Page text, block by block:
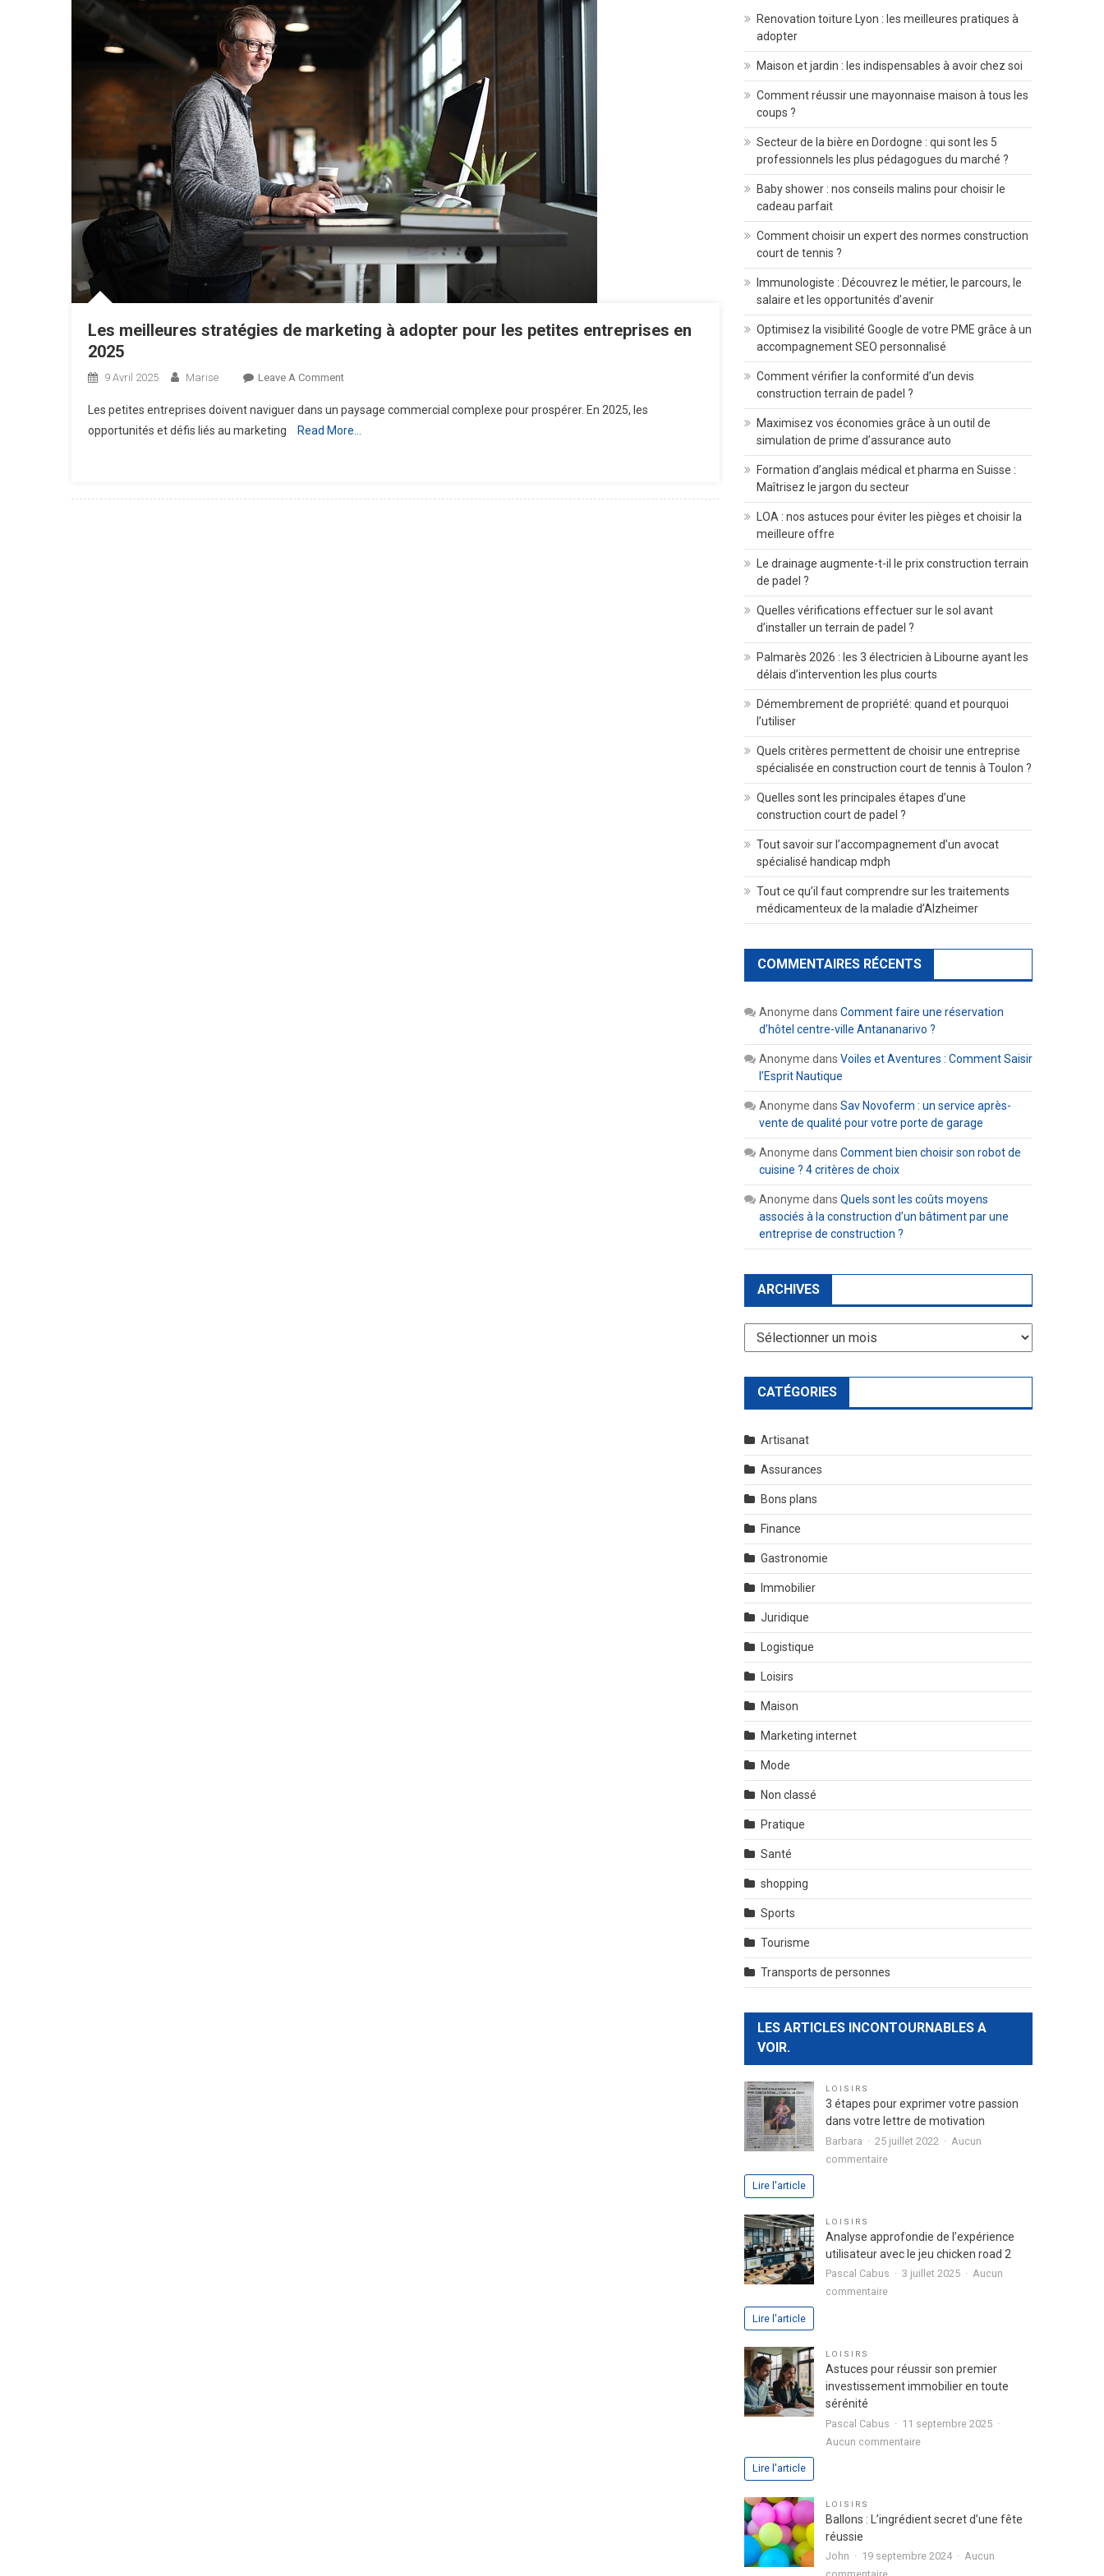
Les meilleures stratégies de marketing à adopter pour les petites entreprises en
2025
9 Avril 2025 Marise Leave A CommentOn
Meilleures
Stratégies
Les petites entreprises doivent naviguer dans un paysage commercial complexe pour prospérer. En 2025, les
opportunités et défis liés au marketing
Read More…
Renovation toiture Lyon : les meilleures pratiques à
adopter
Maison et jardin : les indispensables à avoir chez soi
Comment réussir une mayonnaise maison à tous les
coups ?
Secteur de la bière en Dordogne : qui sont les 5
professionnels les plus pédagogues du marché ?
Baby shower : nos conseils malins pour choisir le
cadeau parfait
Comment choisir un expert des normes construction
court de tennis ?
Immunologiste : Découvrez le métier, le parcours, le
salaire et les opportunités d’avenir
Optimisez la visibilité Google de votre PME grâce à un
accompagnement SEO personnalisé
Comment vérifier la conformité d’un devis
construction terrain de padel ?
Maximisez vos économies grâce à un outil de
simulation de prime d’assurance auto
Formation d’anglais médical et pharma en Suisse :
Maîtrisez le jargon du secteur
LOA : nos astuces pour éviter les pièges et choisir la
meilleure offre
Le drainage augmente-t-il le prix construction terrain
de padel ?
Quelles vérifications effectuer sur le sol avant
d’installer un terrain de padel ?
Palmarès 2026 : les 3 électricien à Libourne ayant les
délais d’intervention les plus courts
Démembrement de propriété: quand et pourquoi
l’utiliser
Quels critères permettent de choisir une entreprise
spécialisée en construction court de tennis à Toulon ?
Quelles sont les principales étapes d’une
construction court de padel ?
Tout savoir sur l’accompagnement d’un avocat
spécialisé handicap mdph
Tout ce qu’il faut comprendre sur les traitements
médicamenteux de la maladie d’Alzheimer
COMMENTAIRES RÉCENTS
Anonyme dans Comment faire une réservation
d’hôtel centre-ville Antananarivo ?
Anonyme dans Voiles et Aventures : Comment Saisir
l’Esprit Nautique
Anonyme dans Sav Novoferm : un service après-
vente de qualité pour votre porte de garage
Anonyme dans Comment bien choisir son robot de
cuisine ? 4 critères de choix
Anonyme dans Quels sont les coûts moyens
associés à la construction d’un bâtiment par une
entreprise de construction ?
ARCHIVES
Archives
CATÉGORIES
Artisanat
Assurances
Bons plans
Finance
Gastronomie
Immobilier
Juridique
Logistique
Loisirs
Maison
Marketing internet
Mode
Non classé
Pratique
Santé
shopping
Sports
Tourisme
Transports de personnes
LES ARTICLES INCONTOURNABLES A
VOIR.
LOISIRS
3 étapes pour exprimer votre passion
dans votre lettre de motivation
Barbara 25 juillet 2022
Aucun
commentairesur
exprimer
votre
passion
Lire l'article
LOISIRS
Analyse approfondie de l’expérience
utilisateur avec le jeu chicken road 2
Pascal Cabus 3 juillet 2025
Aucun
commentairesur
l’expérience
utilisateur
Lire l'article
LOISIRS
Astuces pour réussir son premier
investissement immobilier en toute
sérénité
Pascal Cabus
11 septembre 2025
Aucun commentairesur
son
Lire l'article
LOISIRS
Ballons : L’ingrédient secret d’une fête
réussie
John 19 septembre 2024
Aucun
sur